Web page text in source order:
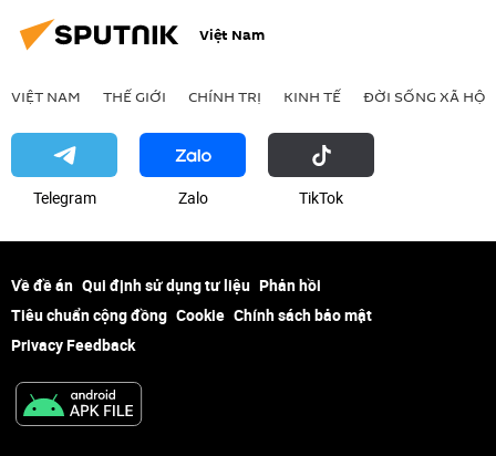
Việt Nam
VIỆT NAM THẾ GIỚI CHÍNH TRỊ KINH TẾ ĐỜI SỐNG XÃ HỘI
Telegram Zalo ТikТоk
Về đề án Qui định sử dụng tư liệu Phản hồi
Tiêu chuẩn cộng đồng Cookie Chính sách bảo mật
Privacy Feedback